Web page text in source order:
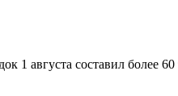
1 августа составил более